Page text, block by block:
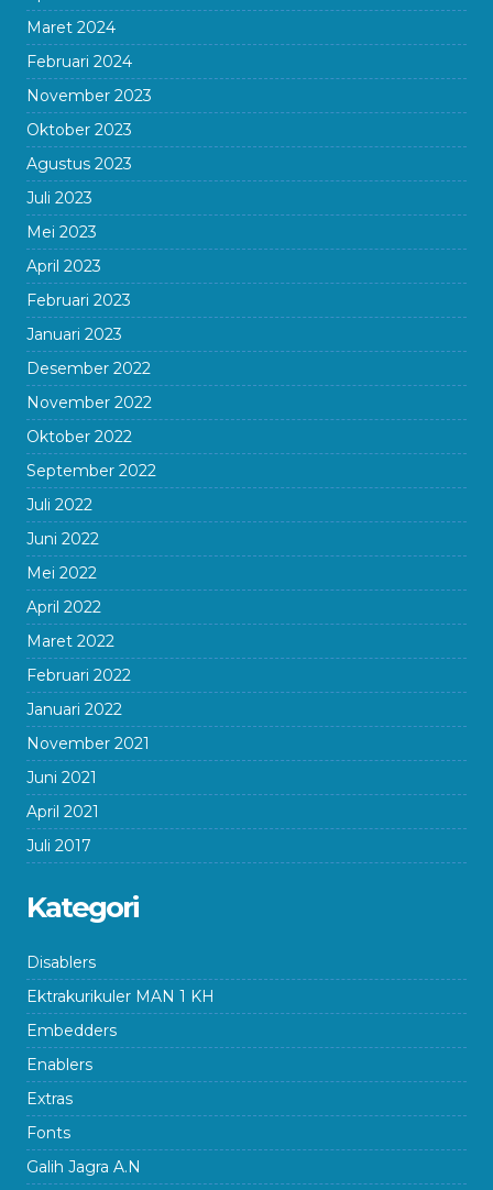
Maret 2024
Februari 2024
November 2023
Oktober 2023
Agustus 2023
Juli 2023
Mei 2023
April 2023
Februari 2023
Januari 2023
Desember 2022
November 2022
Oktober 2022
September 2022
Juli 2022
Juni 2022
Mei 2022
April 2022
Maret 2022
Februari 2022
Januari 2022
November 2021
Juni 2021
April 2021
Juli 2017
Kategori
Disablers
Ektrakurikuler MAN 1 KH
Embedders
Enablers
Extras
Fonts
Galih Jagra A.N